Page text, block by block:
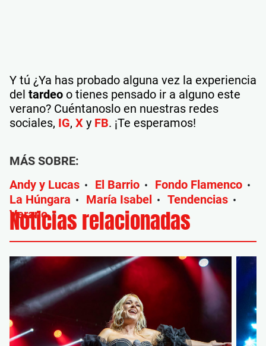
Y tú ¿Ya has probado alguna vez la experiencia
del tardeo o tienes pensado ir a alguno este
verano? Cuéntanoslo en nuestras redes
sociales, IG, X y FB. ¡Te esperamos!
MÁS SOBRE:
Andy y Lucas • El Barrio • Fondo Flamenco •
La Húngara • María Isabel • Tendencias •
Verano•
Noticias relacionadas